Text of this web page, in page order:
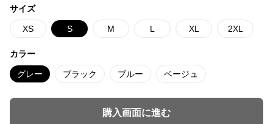
サイズ
XS S M L XL 2XL
カラー
グレー ブラック ブルー ベージュ
購入画面に進む